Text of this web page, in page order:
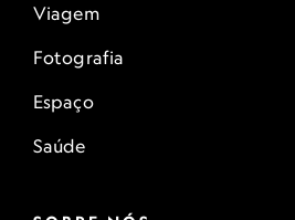
Viagem
Fotografia
Espaço
Saúde